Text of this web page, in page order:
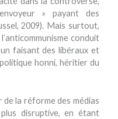
» payant des
2009). Mais surtout,
conduit
faisant des libéraux et
honni, héritier du
la réforme des médias
disruptive, en étant